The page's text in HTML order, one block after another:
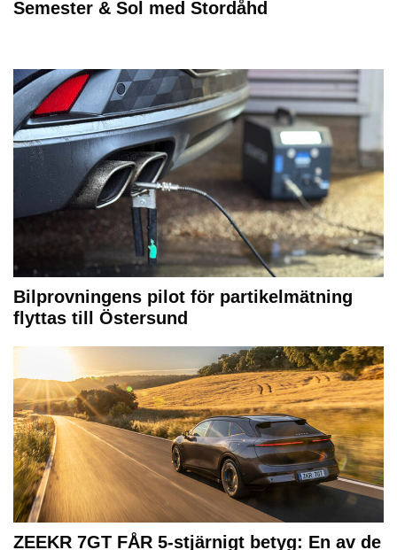
Semester & Sol med Stordåhd
Bilprovningens pilot för partikelmätning
flyttas till Östersund
ZEEKR 7GT FÅR 5-stjärnigt betyg: En av de